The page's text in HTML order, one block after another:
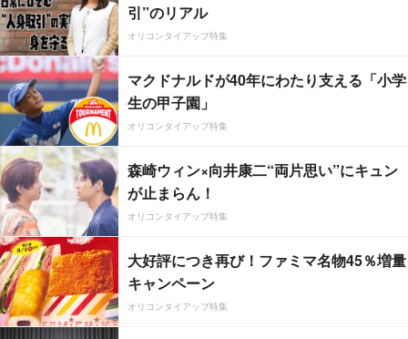
引”のリアル
オリコンタイアップ特集
マクドナルドが40年にわたり支える「小学
生の甲子園」
オリコンタイアップ特集
森崎ウィン×向井康二“両片思い”にキュン
が止まらん！
オリコンタイアップ特集
大好評につき再び！ファミマ名物45％増量
キャンペーン
オリコンタイアップ特集